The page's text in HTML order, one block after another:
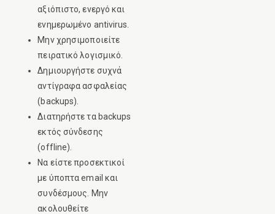
αξιόπιστο, ενεργό και
ενημερωμένο antivirus.
Μην χρησιμοποιείτε
πειρατικό λογισμικό.
Δημιουργήστε συχνά
αντίγραφα ασφαλείας
(backups).
Διατηρήστε τα backups
εκτός σύνδεσης
(offline).
Να είστε προσεκτικοί
με ύποπτα email και
συνδέσμους. Μην
ακολουθείτε